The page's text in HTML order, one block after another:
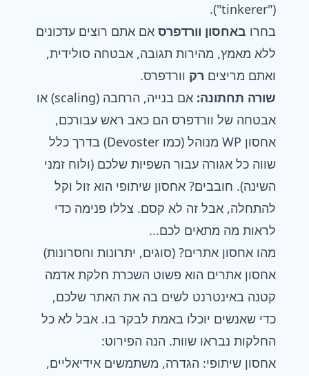
("tinkerer").
בחרו באחסון וורדפרס אם אתם רוצים עדכונים
ללא מאמץ, מהירות תגובה, אבטחה סולידית,
ואתם מריצים רק וורדפרס.
שורה תחתונה:
אם בנייה, הרחבה (scaling) או
אבטחה של וורדפרס הם כאב ראש עבורכם,
אחסון WP מנוהל (כמו Devoster) בדרך כלל
שווה כל אגורה עבור השפיות שלכם (ולוח זמני
השינה). חובבים? אחסון שיתופי הוא זול וקל
להתחלה, אבל זה לא קסם. צללו פנימה כדי
לראות מה מתאים לכם...
מהו אחסון אתרים? (סוגים, יתרונות וחסרונות)
אחסון אתרים הוא פשוט השכרת חלקת אדמה
קטנה באינטרנט לשים בה את האתר שלכם,
כדי שאנשים יוכלו באמת לבקר בו. אבל לא כל
החלקות נבראו שוות. הנה הפירוט:
אחסון שיתופי: הגדרה, משתמשים אידיאליים,